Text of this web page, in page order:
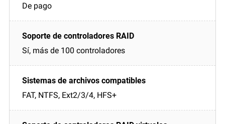
De pago
Sí, más de 100 controladores
FAT, NTFS, Ext2/3/4, HFS+